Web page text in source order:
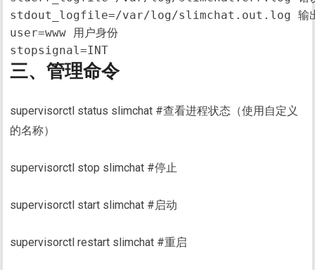
stdout_logfile=/var/log/slimchat.out.log 输出
user=www 用户身份
stopsignal=INT
三、管理命令
supervisorctl status slimchat #查看进程状态（使用自定义
的名称）
supervisorctl stop slimchat #停止
supervisorctl start slimchat #启动
supervisorctl restart slimchat #重启